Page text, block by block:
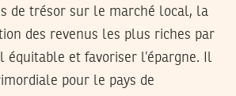
de trésor sur le marché local, la
des revenus les plus riches par
équitable et favoriser l’épargne. Il
pour le pays de